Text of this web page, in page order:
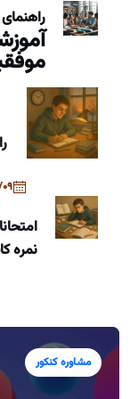
نمره
مشاوره کنکور